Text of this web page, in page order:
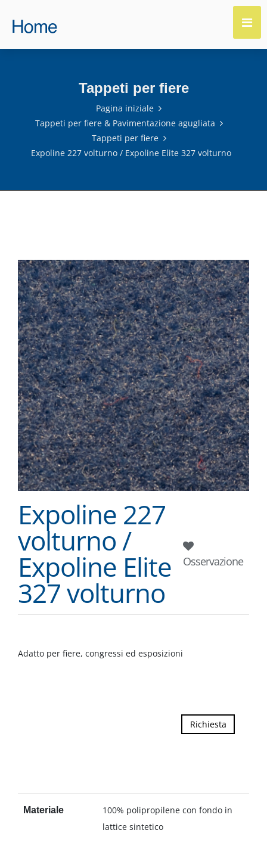
Tappeti per fiere
Pagina iniziale
Tappeti per fiere & Pavimentazione agugliata
Tappeti per fiere
Expoline 227 volturno / Expoline Elite 327 volturno
Expoline 227
volturno /
Expoline Elite
327 volturno
Osservazione
Adatto per fiere, congressi ed esposizioni
Richiesta
Materiale
100% polipropilene con fondo in
lattice sintetico